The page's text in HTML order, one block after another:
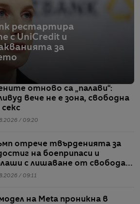
рестартира
с UniCredit и
за
отново са „палави“:
вече не е зона, свободна
/ 09:20
отрече твърденията за
на боеприпаси и
с лишаване от свобода
които разпространяват
/ 09:11
на Meta проникна в